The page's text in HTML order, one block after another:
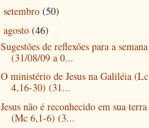
setembro (50)
agosto (46)
Sugestões de reflexões para a semana
(31/08/09 a 0...
O ministério de Jesus na Galiléia (Lc
4,16-30) (31...
Jesus não é reconhecido em sua terra
(Mc 6,1-6) (3...